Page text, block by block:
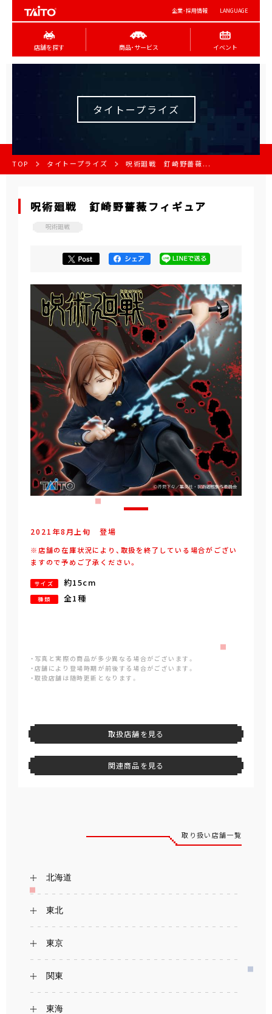
企業･採用情報 LANGUAGE
店舗を探す 商品･サービス イベント
タイトープライズ
TOP タイトープライズ 呪術廻戦 釘崎野薔薇...
呪術廻戦 釘崎野薔薇フィギュア
呪術廻戦
2021年8 月 上旬 登場
※店舗の在庫状況により、取扱を終了している場合がござい
ますので予めご了承ください。
サイズ 約15cm
種類 全1種
・写真と実際の商品が多少異なる場合がございます。
・店舗により登場時期が前後する場合がございます。
・取扱店舗は随時更新となります。
取扱店舗を見る
関連商品を見る
取り扱い店舗一覧
北海道
東北
東京
関東
東海